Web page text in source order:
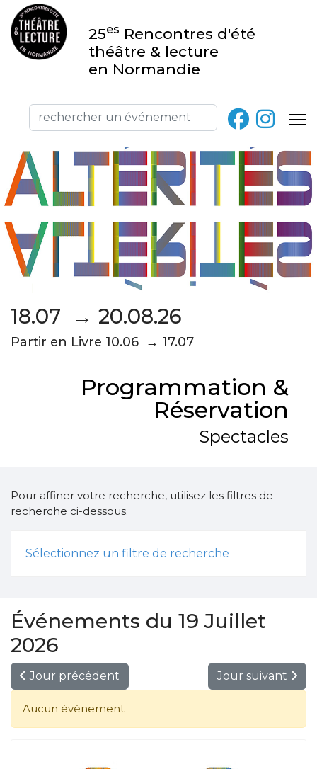
25es Rencontres d'été
théâtre & lecture
en Normandie
18.07 → 20.08.26
Partir en Livre 10.06 → 17.07
Programmation &
Réservation
Spectacles
Pour affiner votre recherche, utilisez les filtres de
recherche ci-dessous.
Sélectionnez un filtre de recherche
Événements du 19 Juillet
2026
Jour précédent Jour suivant
Aucun événement